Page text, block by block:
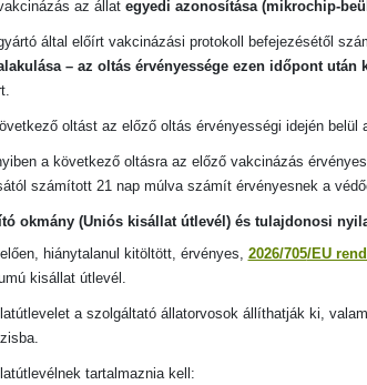
az állat egyedi azonosítása (mikrochip-
által előírt vakcinázási protokoll befejezésétől
– az oltás érvényessége ezen időpont után
oltást az előző oltás érvényességi idején
a következő oltásra az előző vakcinázás
számított 21 nap múlva számít érvényesnek a
okmány (Uniós kisállat útlevél) és tulajdonosi
hiánytalanul kitöltött, érvényes, 2026/705/EU
kisállat útlevél.
a szolgáltató állatorvosok állíthatják ki,
tartalmaznia kell: